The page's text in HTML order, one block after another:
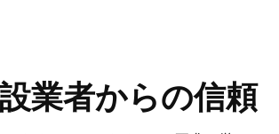
業者からの信頼